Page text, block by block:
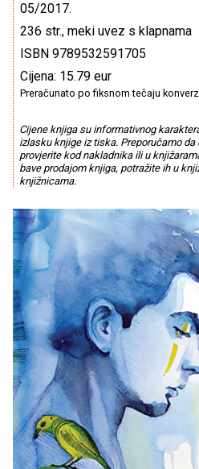
05/2017.
236 str., meki uvez s klapnama
ISBN 9789532591705
Cijena: 15.79 eur
Preračunato po fiksnom tečaju
Cijene knjiga su informativnog
izlasku knjige iz tiska. Preporučamo
provjerite kod nakladnika ili u
bave prodajom knjiga, potražite ih u
knjižnicama.